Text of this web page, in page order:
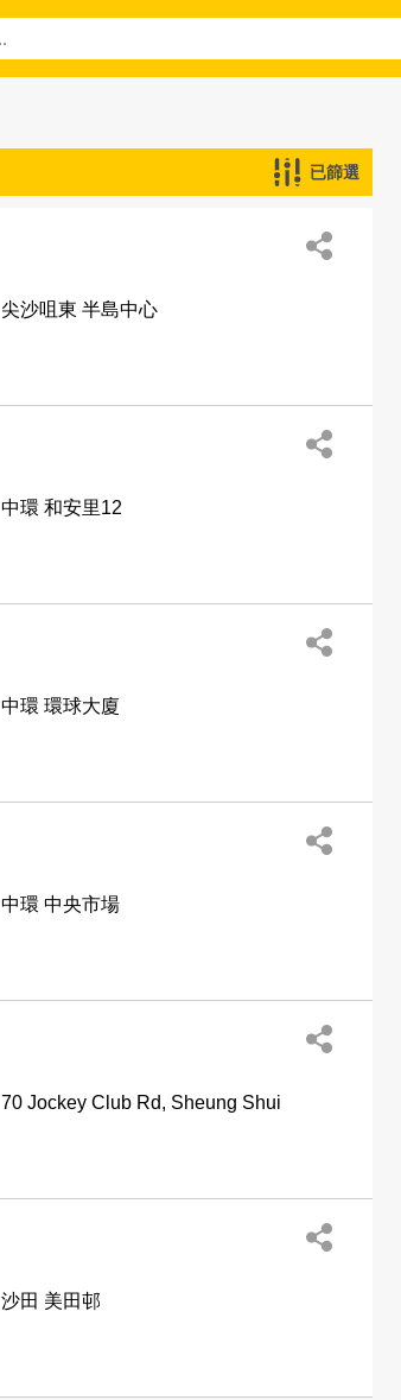
已篩選
尖沙咀東 半島中心
中環 和安里12
中環 環球大廈
中環 中央市場
70 Jockey Club Rd, Sheung Shui
沙田 美田邨